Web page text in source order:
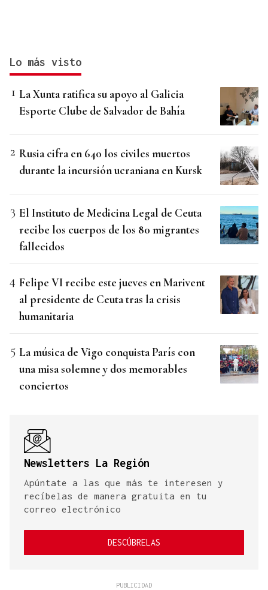
Lo más visto
La Xunta ratifica su apoyo al Galicia
Esporte Clube de Salvador de Bahía
Rusia cifra en 640 los civiles muertos
durante la incursión ucraniana en Kursk
El Instituto de Medicina Legal de Ceuta
recibe los cuerpos de los 80 migrantes
fallecidos
Felipe VI recibe este jueves en Marivent
al presidente de Ceuta tras la crisis
humanitaria
La música de Vigo conquista París con
una misa solemne y dos memorables
conciertos
Newsletters La Región
Apúntate a las que más te interesen y
recíbelas de manera gratuita en tu
correo electrónico
DESCÚBRELAS